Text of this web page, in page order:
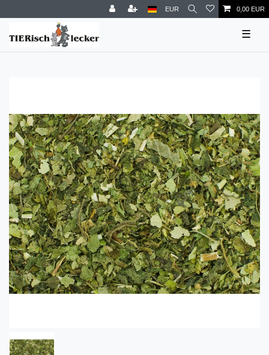
EUR 0,00 EUR
☰